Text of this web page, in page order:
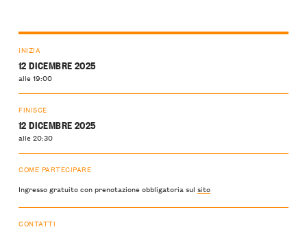
INIZIA
12 DICEMBRE 2025
alle 19:00
FINISCE
12 DICEMBRE 2025
alle 20:30
COME PARTECIPARE
Ingresso gratuito con prenotazione obbligatoria sul sito
CONTATTI